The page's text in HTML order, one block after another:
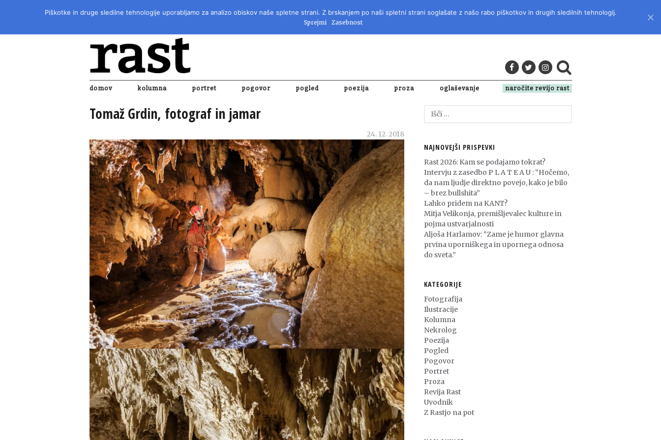
REVIJA ZA LITERATURO, KULTURO IN DRUŽBENA VPRAŠANJA
domov kolumna portret pogovor pogled poezija proza oglaševanje naročite revijo rast
Tomaž Grdin, fotograf in jamar
24. 12. 2018
Išči:
NAJNOVEJŠI PRISPEVKI
Rast 2026: Kam se podajamo tokrat?
Intervju z zasedbo P L A T E A U : “Hočemo,
da nam ljudje direktno povejo, kako je bilo
– brez bullshita”
Lahko pridem na KANT?
Mitja Velikonja, premišljevalec kulture in
pojma ustvarjalnosti
Aljoša Harlamov: “Zame je humor glavna
prvina uporniškega in upornega odnosa
do sveta.”
KATEGORIJE
Fotografija
Ilustracije
Kolumna
Nekrolog
Poezija
Pogled
Pogovor
Portret
Proza
Revija Rast
Uvodnik
Z Rastjo na pot
Piškotke in druge sledilne tehnologije uporabljamo za analizo obiskov naše spletne strani. Z brskanjem po naši spletni strani soglašate z našo rabo piškotkov in drugih sledilnih tehnologij.
Sprejmi Zasebnost